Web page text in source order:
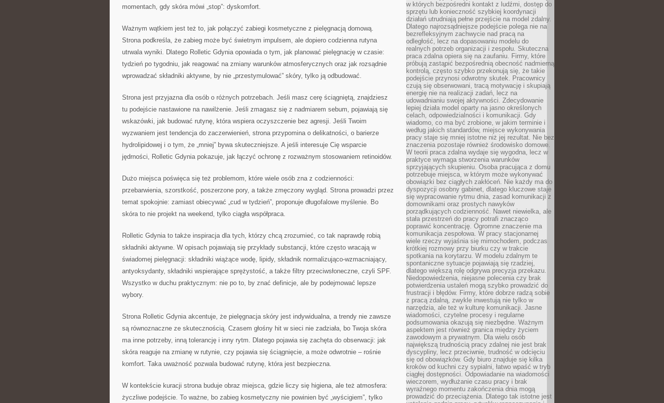
momentach, gdy skóra mówi „stop”: dyskomfort.
Ważnym wątkiem jest też to, jak połączyć zabiegi kosmetyczne z pielęgnacją domową.
Strona podkreśla, że zabieg może być świetnym impulsem, ale dopiero codzienna rutyna
utrwala wyniki. Dlatego Rolletic Gdynia opowiada o tym, jak planować pielęgnację w czasie:
tydzień po tygodniu, jak reagować na zmiany warunków atmosferycznych oraz jak rozsądnie
wprowadzać składniki aktywne, by nie „przestymulować” skóry, tylko ją odbudować.
Strona jest przyjazna dla osób o różnych potrzebach. Jeśli masz cerę ściągniętą, znajdziesz
tu podejście nastawione na nawilżenie. Jeśli zmagasz się z nadmiarem sebum, pojawiają się
wskazówki, jak budować rutynę, która wspiera oczyszczenie bez agresji. Jeśli Twoim
wyzwaniem jest tendencja do zaczerwienień, strona przypomina o delikatności, o barierze
hydrolipidowej i o tym, że „mniej” bywa skuteczniejsze. A jeśli interesuje Cię wsparcie
jędrności, Rolletic Gdynia pokazuje, jak łączyć ochronę z rozważnym stosowaniem retinoidów.
Dużo miejsca poświęca się też problemom, które wiele osób zna z codzienności:
przebarwienia, szorstkość, poszerzone pory, a także zmęczony wygląd. Strona prowadzi przez
temat spokojnie: zamiast obiecywać „cud w tydzień”, proponuje długofalowe myślenie. Bo
skóra to nie projekt na weekend, tylko ciągła współpraca.
Rolletic Gdynia to także inspiracja dla tych, którzy chcą zrozumieć, co tak naprawdę robią
składniki aktywne. W opisach pojawiają się przykłady substancji, które często wracają w
świadomej pielęgnacji: składniki wiążące wodę, lipidy, składnik normalizująco-wzmacniający,
antyoksydanty, składniki wspierające sprężystość, a także filtry przeciwsłoneczne, czyli SPF.
Wszystko w duchu praktycznym: nie po to, by znać definicje, ale by podejmować lepsze
wybory.
Strona Rolletic Gdynia akcentuje, że pielęgnacja skóry jest indywidualna, a trendy nie zawsze
są równoznaczne ze skutecznością. Czasem głośny hit w sieci nie zadziała, bo Twoja skóra
ma inne potrzeby, inną tolerancję i inny rytm. Dlatego pojawia się zachęta do obserwacji: jak
skóra reaguje na zmianę w rutynie, czy pojawia się ściągnięcie, a może odwrotnie – rośnie
komfort. Taka uważność pozwala budować rutynę, która jest bezpieczna.
W kontekście kuracji strona buduje obraz miejsca, gdzie liczy się higiena, ale też atmosfera:
życzliwe podejście. To ważne, bo zabieg kosmetyczny nie powinien być „wyścigiem”, tylko
w których bezpośredni kontakt z ludźmi, dostęp do
sprzętu lub konieczność szybkiej koordynacji
działań utrudniają pełne przejście na model zdalny.
Dlatego najrozsądniejsze podejście polega nie na
bezrefleksyjnym zachwycie nad pracą na
odległość, lecz na dopasowaniu modelu do
realnych potrzeb organizacji i zespołu. Skuteczna
praca zdalna opiera się na zaufaniu. Firmy, które
próbują zastąpić bezpośrednią obecność nadmierną
kontrolą, często szybko przekonują się, że takie
podejście przynosi odwrotny skutek. Pracownicy
czują się obserwowani, tracą motywację i skupiają
energię nie na realizacji zadań, lecz na
udowadnianiu swojej aktywności. Zdecydowanie
lepiej działa model oparty na jasno określonych
celach, odpowiedzialności i komunikacji. Gdy
wiadomo, co ma być zrobione, w jakim terminie i
według jakich standardów, miejsce wykonywania
pracy staje się mniej istotne niż jej rezultat. Nie bez
znaczenia pozostaje również środowisko domowe.
W teorii praca zdalna wydaje się wygodna, lecz w
praktyce wymaga stworzenia warunków
sprzyjających skupieniu. Osoba pracująca z domu
potrzebuje miejsca, w którym może wykonywać
obowiązki bez ciągłych zakłóceń. Nie każdy ma do
dyspozycji osobny gabinet, dlatego kluczowe staje
się wypracowanie rytmu dnia, zasad komunikacji z
domownikami oraz prostych nawyków
porządkujących codzienność. Nawet niewielka, ale
stała przestrzeń do pracy potrafi znacząco
poprawić koncentrację. Ogromne znaczenie ma
komunikacja zespołowa. W pracy stacjonarnej
wiele rzeczy wyjaśnia się mimochodem, podczas
krótkiej rozmowy przy biurku czy w trakcie
spotkania na korytarzu. W modelu zdalnym te
spontaniczne sytuacje pojawiają się rzadziej,
dlatego większą rolę odgrywa precyzja przekazu.
Niedopowiedzenia, niejasne polecenia czy brak
potwierdzenia ustaleń mogą szybko prowadzić do
frustracji i błędów. Firmy, które dobrze radzą sobie
z pracą zdalną, zwykle inwestują nie tylko w
narzędzia, ale też w kulturę komunikacji. Jasne
wiadomości, czytelne procesy i regularne
podsumowania okazują się niezbędne. Ważnym
aspektem jest również granica między życiem
zawodowym a prywatnym. Dla wielu osób
największą trudnością pracy zdalnej nie jest brak
dyscypliny, lecz przeciwnie, trudność w odcięciu
się od obowiązków. Gdy biuro znajduje się kilka
kroków od kuchni czy sypialni, łatwo wpaść w tryb
ciągłej dostępności. Odpowiadanie na wiadomości
wieczorem, wydłużanie czasu pracy i brak
wyraźnego momentu zakończenia dnia mogą
prowadzić do przeciążenia. Dlatego tak istotne jest